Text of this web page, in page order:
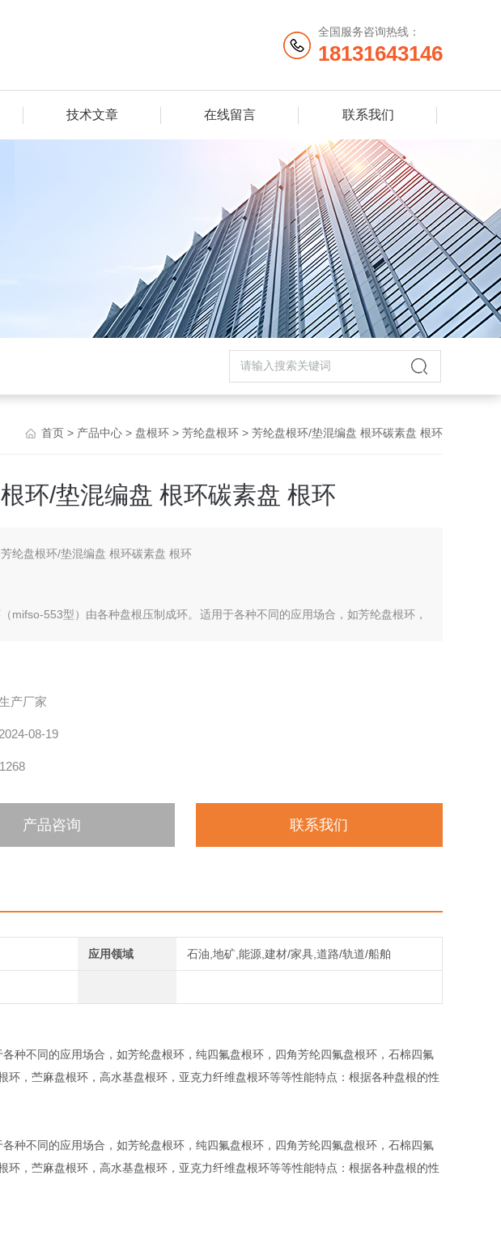
全国服务咨询热线：
18131643146
技术文章 在线留言 联系我们
首页 > 产品中心 > 盘根环 > 芳纶盘根环 > 芳纶盘根环/垫混编盘 根环碳素盘 根环
环/垫混编盘 根环碳素盘 根环
芳纶盘根环/垫混编盘 根环碳素盘 根环
mifso-553型）由各种盘根压制成环。适用于各种不同的应用场合，如芳纶盘根环，
产厂家
2024-08-19
1268
产品咨询 联系我们
应用领域 石油,地矿,能源,建材/家具,道路/轨道/船舶
种不同的应用场合，如芳纶盘根环，纯四氟盘根环，四角芳纶四氟盘根环，石棉四氟
，苎麻盘根环，高水基盘根环，亚克力纤维盘根环等等性能特点：根据各种盘根的性
种不同的应用场合，如芳纶盘根环，纯四氟盘根环，四角芳纶四氟盘根环，石棉四氟
，苎麻盘根环，高水基盘根环，亚克力纤维盘根环等等性能特点：根据各种盘根的性